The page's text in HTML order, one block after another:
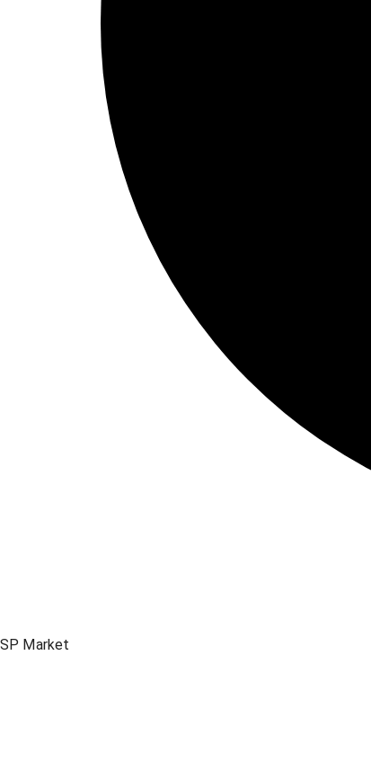
SP Market